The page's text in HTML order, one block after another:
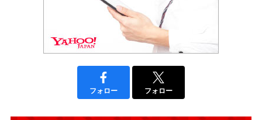
フォロー フォロー